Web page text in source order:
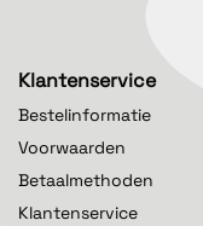
Klantenservice
Bestelinformatie
Voorwaarden
Betaalmethoden
Klantenservice